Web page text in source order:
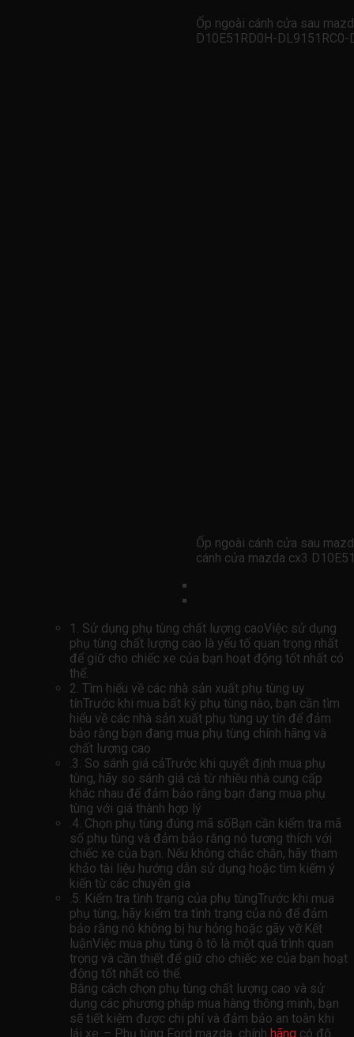
Ốp ngoài cánh cửa sau
D10E51RD0H-
Ốp ngoài cánh cửa sau
cánh cửa mazda cx3
1. Sử dụng phụ tùng chất lượng caoViệc sử dụng
phụ tùng chất lượng cao là yếu tố quan trọng nhất
để giữ cho chiếc xe của bạn hoạt động tốt nhất có
thể.
2. Tìm hiểu về các nhà sản xuất phụ tùng uy
tínTrước khi mua bất kỳ phụ tùng nào, bạn cần tìm
hiểu về các nhà sản xuất phụ tùng uy tín để đảm
bảo rằng bạn đang mua phụ tùng chính hãng và
chất lượng cao
.3. So sánh giá cảTrước khi quyết định mua phụ
tùng, hãy so sánh giá cả từ nhiều nhà cung cấp
khác nhau để đảm bảo rằng bạn đang mua phụ
tùng với giá thành hợp lý
.4. Chọn phụ tùng đúng mã sốBạn cần kiểm tra mã
số phụ tùng và đảm bảo rằng nó tương thích với
chiếc xe của bạn. Nếu không chắc chắn, hãy tham
khảo tài liệu hướng dẫn sử dụng hoặc tìm kiếm ý
kiến ​​từ các chuyên gia
.5. Kiểm tra tình trạng của phụ tùngTrước khi mua
phụ tùng, hãy kiểm tra tình trạng của nó để đảm
bảo rằng nó không bị hư hỏng hoặc gãy vỡ.Kết
luậnViệc mua phụ tùng ô tô là một quá trình quan
trọng và cần thiết để giữ cho chiếc xe của bạn hoạt
động tốt nhất có thể.
Bằng cách chọn phụ tùng chất lượng cao và sử
dụng các phương pháp mua hàng thông minh, bạn
sẽ tiết kiệm được chi phí và đảm bảo an toàn khi
lái xe..– Phụ tùng Ford mazda chính hãng có độ